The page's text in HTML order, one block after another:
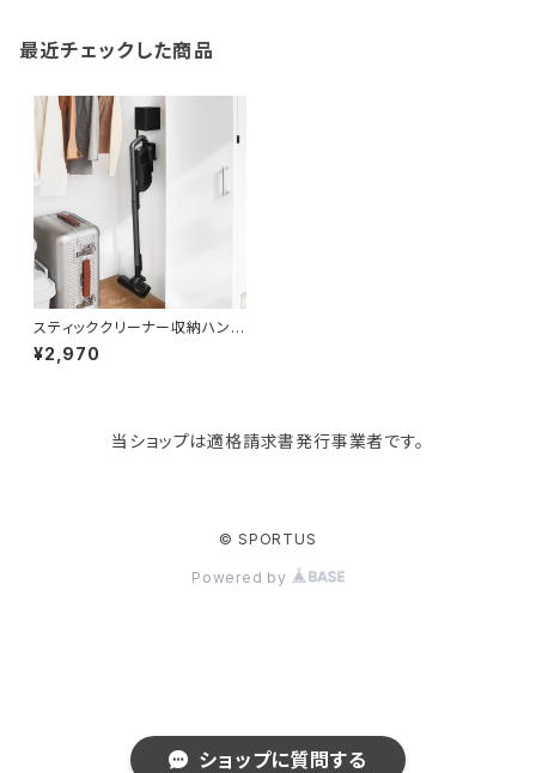
ショップに質問する
paperblanks
Like-it
KIND BAG LONDON
tower
スポーツバッグ
マザーズバッグ
パソコンケース
バッグアクセサリー
ソープディスペンサー
タオルハンガー
調理器具・調理小物
ディッシュラック
ガーデニング用品
蚊やり
クッション・クッションカバー
玄関収納
タブレットPCアクセサリー
猫用グッズ
その他
最近チェックした商品
スティッククリーナー収納ハンガ
ー 壁面収納 山崎実業 tower
タワー ウォール収納付きコード
¥2,970
当ショップは適格請求書発行事業者です。
© SPORTUS
Powered by